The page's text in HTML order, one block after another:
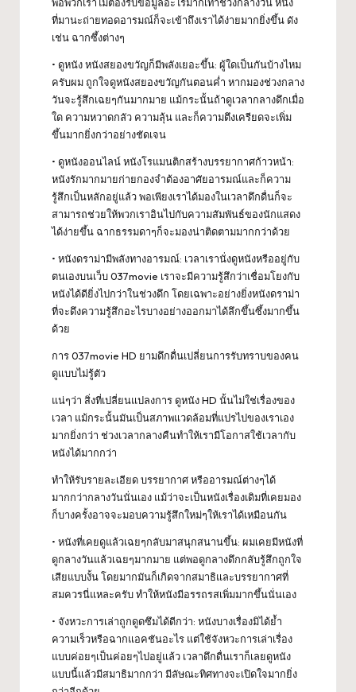
ที่มานะถ่ายทอดอารมณ์ก็จะเข้าถึงเราได้ง่ายมากยิ่งขึ้น ดัง
เช่น ฉากซึ้งต่างๆ
• ดูหนัง หนังสยองขวัญก็มีพลังเยอะขึ้น: ผู้ใดเป็นกันบ้างไหม
ครับผม ถูกใจดูหนังสยองขวัญกันตอนค่ำ หากมองช่วงกลาง
วันจะรู้สึกเฉยๆกันมากมาย แม้กระนั้นถ้าดูเวลากลางดึกเมื่อ
ใด ความหวาดกลัว ความลุ้น และก็ความตึงเครียดจะเพิ่ม
ขึ้นมากยิ่งกว่าอย่างชัดเจน
• ดูหนังออนไลน์ หนังโรแมนติกสร้างบรรยากาศก้าวหน้า:
หนังรักมากมายก่ายกองจำต้องอาศัยอารมณ์และก็ความ
รู้สึกเป็นหลักอยู่แล้ว พอเพียงเราได้มองในเวลาดึกดื่นก็จะ
สามารถช่วยให้พวกเราอินไปกับความสัมพันธ์ของนักแสดง
ได้ง่ายขึ้น ฉากธรรมดาๆก็จะมองน่าติดตามมากกว่าด้วย
• หนังดราม่ามีพลังทางอารมณ์: เวลาเรานั่งดูหนังหรืออยู่กับ
ตนเองบนเว็บ 037movie เราจะมีความรู้สึกว่าเชื่อมโยงกับ
หนังได้ดียิ่งไปกว่าในช่วงดึก โดยเฉพาะอย่างยิ่งหนังดราม่า
ที่จะดึงความรู้สึกอะไรบางอย่างออกมาได้ลึกขึ้นซึ้งมากขึ้น
ด้วย
การ 037movie HD ยามดึกดื่นเปลี่ยนการรับทราบของคน
ดูแบบไม่รู้ตัว
แน่ๆว่า สิ่งที่เปลี่ยนแปลงการ ดูหนัง HD นั้นไม่ใช่เรื่องของ
เวลา แม้กระนั้นมันเป็นสภาพแวดล้อมที่แปรไปของเราเอง
มากยิ่งกว่า ช่วงเวลากลางคืนทำให้เรามีโอกาสใช้เวลากับ
หนังได้มากกว่า
ทำให้รับรายละเอียด บรรยากาศ หรืออารมณ์ต่างๆได้
มากกว่ากลางวันนั่นเอง แม้ว่าจะเป็นหนังเรื่องเดิมที่เคยมอง
ก็บางครั้งอาจจะมอบความรู้สึกใหม่ๆให้เราได้เหมือนกัน
• หนังที่เคยดูแล้วเฉยๆกลับมาสนุกสนานขึ้น: ผมเคยมีหนังที่
ดูกลางวันแล้วเฉยๆมากมาย แต่พอดูกลางดึกกลับรู้สึกถูกใจ
เสียแบบงั้น โดยมากมันก็เกิดจากสมาธิและบรรยากาศที่
สมควรนี่แหละครับ ทำให้หนังมีอรรถรสเพิ่มมากขึ้นนั่นเอง
• จังหวะการเล่าถูกดูดซึมได้ดีกว่า: หนังบางเรื่องมิได้ย้ำ
ความเร็วหรือฉากแอคชันอะไร แต่ใช้จังหวะการเล่าเรื่อง
แบบค่อยๆเป็นค่อยๆไปอยู่แล้ว เวลาดึกดื่นเราก็เลยดูหนัง
แบบนี้แล้วมีสมาธิมากกว่า มีลัษณะทิศทางจะเปิดใจมากยิ่ง